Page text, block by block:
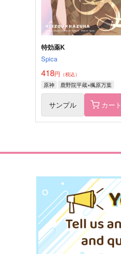
サンプル 作品詳細
ドローネ）
G.G.W
330円 （税込）
サンドローネ
サンプル 作品詳細
特効薬K
Spica
418円 （税込）
原神 鹿野院平蔵×楓原万葉
サンプル カート